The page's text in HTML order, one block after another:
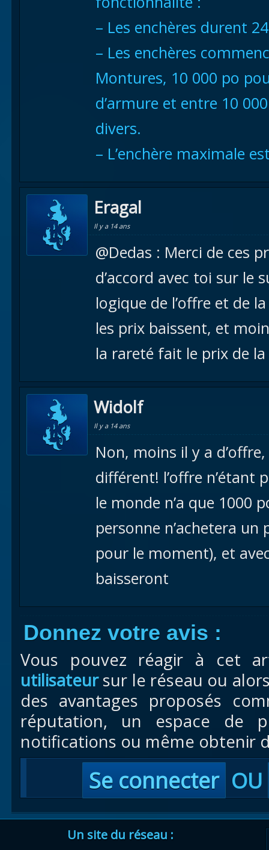
– Les enchères durent
– Les enchères
Montures, 10 000 po
d’armure et entre 10
divers.
– L’enchère maximale
Eragal
Il y a 14 ans
@Dedas : Merci de ces
d’accord avec toi sur le
logique de l’offre et de
les prix baissent, et
la rareté fait le prix de
Widolf
Il y a 14 ans
Non, moins il y a
différent! l’offre n’étant
le monde n’a que 1000
personne n’achetera
pour le moment), et
baisseront
Donnez votre avis :
Vous pouvez réagir à cet
utilisateursur le réseau ou
des avantages proposés
réputation, un espace de
notifications ou même obtenir
Se connecter OU
Un site du réseau :